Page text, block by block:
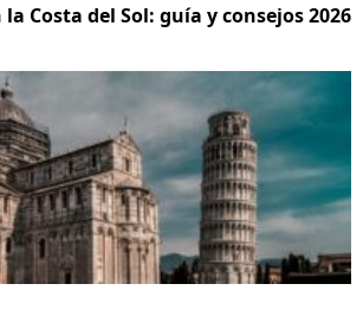
Costa del Sol: guía y consejos 2026